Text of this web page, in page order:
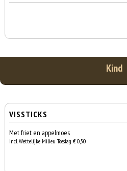
Kind
VISSTICKS
Met friet en appelmoes
Incl. Wettelijke Milieu Toeslag € 0,50